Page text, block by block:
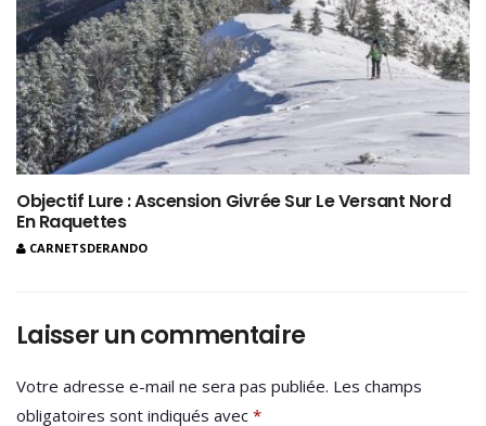
Objectif Lure : Ascension Givrée Sur Le Versant Nord
En Raquettes
CARNETSDERANDO
Laisser un commentaire
Votre adresse e-mail ne sera pas publiée. Les champs
obligatoires sont indiqués avec *